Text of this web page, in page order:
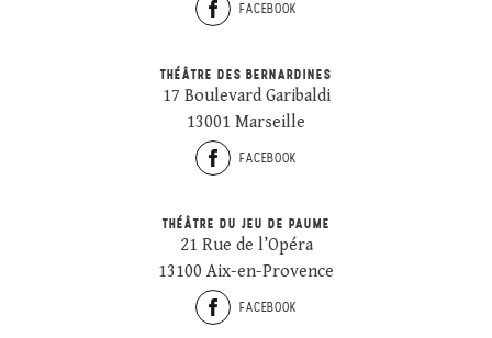
FACEBOOK
THÉÂTRE DES BERNARDINES
17 Boulevard Garibaldi
13001 Marseille
FACEBOOK
THÉÂTRE DU JEU DE PAUME
21 Rue de l’Opéra
13100 Aix-en-Provence
FACEBOOK